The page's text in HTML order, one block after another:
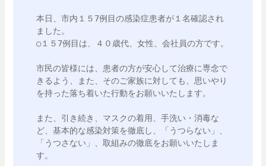
本日、市内１５7例目の感染症患者が１名確認され
ました。
○１５7例目は、４０歳代、女性、会社員の方です。
市民の皆様には、患者の方が安心して治療に専念で
きるよう、また、そのご家族に対しても、思いやり
を持った落ち着いた行動をお願いいたします。
また、引き続き、マスクの着用、手洗い・消毒な
ど、基本的な感染対策を徹底し、「うつらない」、
「うつさない」、取組みの徹底をお願いいたしま
す。